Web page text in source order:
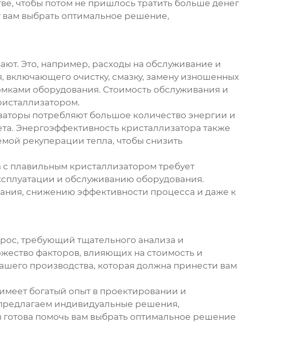
чтобы потом не пришлось тратить больше денег
вам выбрать оптимальное решение,
Это, например, расходы на обслуживание и
включающего очистку, смазку, замену изношенных
оборудования. Стоимость обслуживания и
потребляют большое количество энергии и
Энергоэффективность кристаллизатора также
рекуперации тепла, чтобы снизить
с плавильным кристаллизатором требует
и обслуживанию оборудования.
снижению эффективности процесса и даже к
требующий тщательного анализа и
факторов, влияющих на стоимость и
производства, которая должна принести вам
богатый опыт в проектировании и
индивидуальные решения,
помочь вам выбрать оптимальное решение